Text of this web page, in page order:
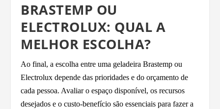
BRASTEMP OU
ELECTROLUX: QUAL A
MELHOR ESCOLHA?
Ao final, a escolha entre uma geladeira Brastemp ou
Electrolux depende das prioridades e do orçamento de
cada pessoa. Avaliar o espaço disponível, os recursos
desejados e o custo-benefício são essenciais para fazer a